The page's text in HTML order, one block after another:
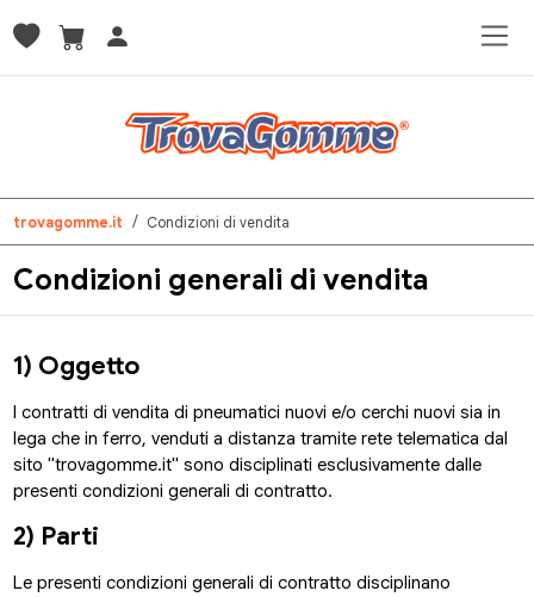
trovagomme.it Condizioni di vendita
Condizioni generali di vendita
1) Oggetto
I contratti di vendita di pneumatici nuovi e/o cerchi nuovi sia in
lega che in ferro, venduti a distanza tramite rete telematica dal
sito "trovagomme.it" sono disciplinati esclusivamente dalle
presenti condizioni generali di contratto.
2) Parti
Le presenti condizioni generali di contratto disciplinano